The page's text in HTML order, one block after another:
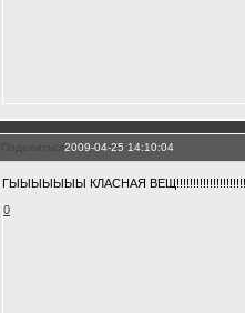
Поделиться2009-04-25 14:10:04
ГЫЫЫЫЫЫЫ КЛАСНАЯ
0